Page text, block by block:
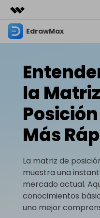
Productos destacados
Utilidades
Resumen
Soluciones
Quiénes somos
Sala de prensa
Tienda
EdrawMax
EdrawMax Online
¿Necesitas la versión en línea? Haz
Mapas
Soluciones
Diagrama de flujo Hot
Plano de planta Nuevo
Diagrama P&ID
Para mapas mentales
Mapa mental
IA para diagramas
Chat de IA Nuevo
Diagrama de flujo de IA
PowerPoint de IA
Recursos
Blog
Artículos
Artículos sobre diagramas
Tendencia
Soporte
Guía
Descubre cómo
Negocios
la
Más
La matriz de
muestra una
mercado actual.
conocimientos
una mejor